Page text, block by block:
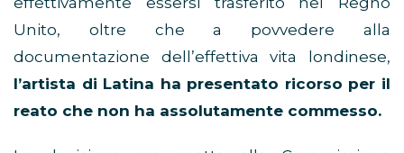
Unito, oltre che a povvedere alla
documentazione dell’effettiva vita londinese,
l’artista di Latina ha presentato ricorso per il
reato che non ha assolutamente commesso.